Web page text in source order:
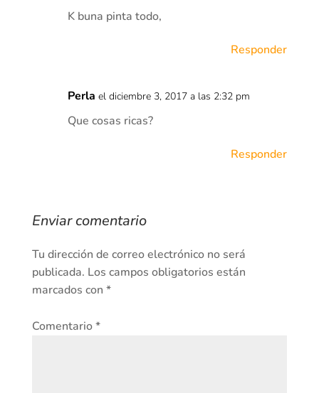
K buna pinta todo,
Responder
Perla el diciembre 3, 2017 a las 2:32 pm
Que cosas ricas?
Responder
Enviar comentario
Tu dirección de correo electrónico no será
publicada. Los campos obligatorios están
marcados con *
Comentario*